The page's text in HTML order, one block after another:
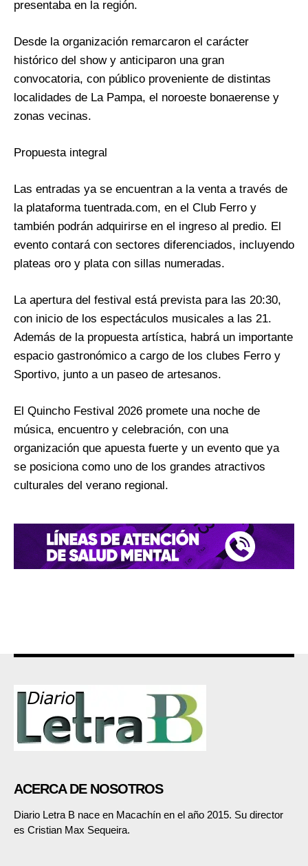
presentaba en la región.
Desde la organización remarcaron el carácter
histórico del show y anticiparon una gran
convocatoria, con público proveniente de distintas
localidades de La Pampa, el noroeste bonaerense y
zonas vecinas.
Propuesta integral
Las entradas ya se encuentran a la venta a través de
la plataforma tuentrada.com, en el Club Ferro y
también podrán adquirirse en el ingreso al predio. El
evento contará con sectores diferenciados, incluyendo
plateas oro y plata con sillas numeradas.
La apertura del festival está prevista para las 20:30,
con inicio de los espectáculos musicales a las 21.
Además de la propuesta artística, habrá un importante
espacio gastronómico a cargo de los clubes Ferro y
Sportivo, junto a un paseo de artesanos.
El Quincho Festival 2026 promete una noche de
música, encuentro y celebración, con una
organización que apuesta fuerte y un evento que ya
se posiciona como uno de los grandes atractivos
culturales del verano regional.
ACERCA DE NOSOTROS
Diario Letra B nace en Macachín en el año 2015. Su director
es Cristian Max Sequeira.